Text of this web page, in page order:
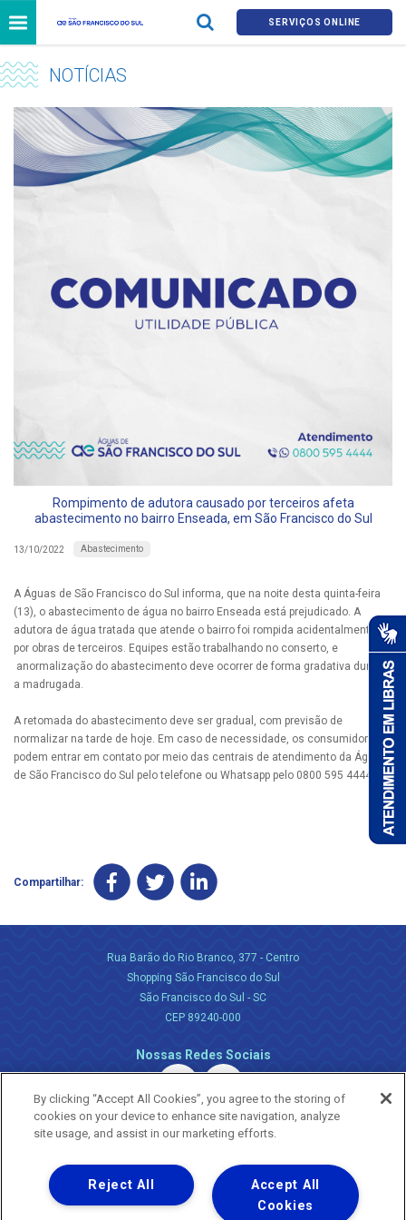
SERVIÇOS ONLINE
NOTÍCIAS
Rompimento de adutora causado por terceiros afeta
abastecimento no bairro Enseada, em São Francisco do Sul
13/10/2022 Abastecimento
A Águas de São Francisco do Sul informa, que na noite desta quinta-feira
(13), o abastecimento de água no bairro Enseada está prejudicado. A
adutora de água tratada que atende o bairro foi rompida acidentalmente
por obras de terceiros. Equipes estão trabalhando no conserto, e
anormalização do abastecimento deve ocorrer de forma gradativa durante
a madrugada.
A retomada do abastecimento deve ser gradual, com previsão de
normalizar na tarde de hoje. Em caso de necessidade, os consumidores
podem entrar em contato por meio das centrais de atendimento da Águas
de São Francisco do Sul pelo telefone ou Whatsapp pelo 0800 595 4444.
Compartilhar:
Rua Barão do Rio Branco, 377 - Centro
Shopping São Francisco do Sul
São Francisco do Sul - SC
CEP 89240-000
Nossas Redes Sociais
Uma empresa
Copyright ® 2026 - Todos os Direitos Reservados.
By clicking “Accept All Cookies”, you agree to the storing of
cookies on your device to enhance site navigation, analyze
site usage, and assist in our marketing efforts.
Accept All
Cookies
Reject All